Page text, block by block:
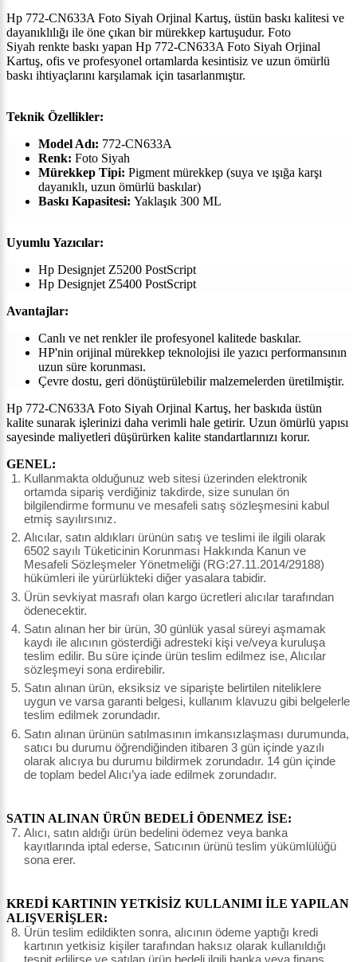
Hp 772-CN633A Foto Siyah Orjinal Kartuş, üstün baskı kalitesi ve
dayanıklılığı ile öne çıkan bir mürekkep kartuşudur. Foto
Siyah renkte baskı yapan Hp 772-CN633A Foto Siyah Orjinal
Kartuş, ofis ve profesyonel ortamlarda kesintisiz ve uzun ömürlü
baskı ihtiyaçlarını karşılamak için tasarlanmıştır.
Teknik Özellikler:
Model Adı: 772-CN633A
Renk: Foto Siyah
Mürekkep Tipi: Pigment mürekkep (suya ve ışığa karşı
dayanıklı, uzun ömürlü baskılar)
Baskı Kapasitesi: Yaklaşık 300 ML
Uyumlu Yazıcılar:
Hp Designjet Z5200 PostScript
Hp Designjet Z5400 PostScript
Avantajlar:
Canlı ve net renkler ile profesyonel kalitede baskılar.
HP'nin orijinal mürekkep teknolojisi ile yazıcı performansının
uzun süre korunması.
Çevre dostu, geri dönüştürülebilir malzemelerden üretilmiştir.
Hp 772-CN633A Foto Siyah Orjinal Kartuş, her baskıda üstün
kalite sunarak işlerinizi daha verimli hale getirir. Uzun ömürlü yapısı
sayesinde maliyetleri düşürürken kalite standartlarınızı korur.
GENEL:
Kullanmakta olduğunuz web sitesi üzerinden elektronik
ortamda sipariş verdiğiniz takdirde, size sunulan ön
bilgilendirme formunu ve mesafeli satış sözleşmesini kabul
etmiş sayılırsınız.
Alıcılar, satın aldıkları ürünün satış ve teslimi ile ilgili olarak
6502 sayılı Tüketicinin Korunması Hakkında Kanun ve
Mesafeli Sözleşmeler Yönetmeliği (RG:27.11.2014/29188)
hükümleri ile yürürlükteki diğer yasalara tabidir.
Ürün sevkiyat masrafı olan kargo ücretleri alıcılar tarafından
ödenecektir.
Satın alınan her bir ürün, 30 günlük yasal süreyi aşmamak
kaydı ile alıcının gösterdiği adresteki kişi ve/veya kuruluşa
teslim edilir. Bu süre içinde ürün teslim edilmez ise, Alıcılar
sözleşmeyi sona erdirebilir.
Satın alınan ürün, eksiksiz ve siparişte belirtilen niteliklere
uygun ve varsa garanti belgesi, kullanım klavuzu gibi belgelerle
teslim edilmek zorundadır.
Satın alınan ürünün satılmasının imkansızlaşması durumunda,
satıcı bu durumu öğrendiğinden itibaren 3 gün içinde yazılı
olarak alıcıya bu durumu bildirmek zorundadır. 14 gün içinde
de toplam bedel Alıcı’ya iade edilmek zorundadır.
SATIN ALINAN ÜRÜN BEDELİ ÖDENMEZ İSE:
Alıcı, satın aldığı ürün bedelini ödemez veya banka
kayıtlarında iptal ederse, Satıcının ürünü teslim yükümlülüğü
sona erer.
KREDİ KARTININ YETKİSİZ KULLANIMI İLE YAPILAN
ALIŞVERİŞLER:
Ürün teslim edildikten sonra, alıcının ödeme yaptığı kredi
kartının yetkisiz kişiler tarafından haksız olarak kullanıldığı
tespit edilirse ve satılan ürün bedeli ilgili banka veya finans